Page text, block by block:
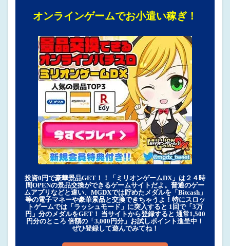
オンラインゲームでお小遣い稼ぎ！
投資0円で豪華景品GET！！「ミリオンゲームDX」は２４時
間OPENの景品交換ができるゲームサイトだよ。普通のゲー
ムアプリなどと違い、MGDXでは貯めたメダルを「Bitcash」
等の電子マネーや豪華景品と交換できちゃうよ！特にスロッ
トゲームでは「ラッシュモード」に突入すると 1回で「3万
円」分のメダルをGET！ 当サイトから登録すると 通常1,500
円分のところ 倍額の「3,000円分」お試しポイント進呈中！
ぜひ登録して遊んでみてね！